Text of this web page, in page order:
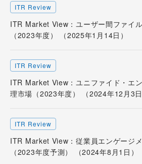
ITR Review
ITR Market View：ユーザー間ファイ
（2023年度） （2025年1月14日）
ITR Review
ITR Market View：ユニファイド・エ
理市場（2023年度） （2024年12月3日
ITR Review
ITR Market View：従業員エンゲージ
（2023年度予測） （2024年8月1日）